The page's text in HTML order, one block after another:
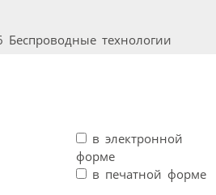
технологии
в электронной
форме
в печатной форме